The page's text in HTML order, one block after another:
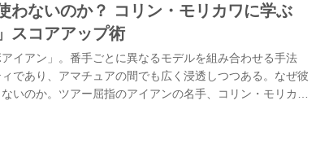
わないのか？ コリン・モリカワに学ぶ
スコアアップ術
イアン」。番手ごとに異なるモデルを組み合わせる手法
であり、アマチュアの間でも広く浸透しつつある。なぜ彼
いのか。ツアー屈指のアイアンの名手、コリン・モリカワ
ン考”から、スコアメイクに直結するギア選びの極意を探